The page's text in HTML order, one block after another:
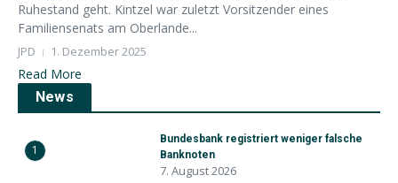
Ruhestand geht. Kintzel war zuletzt Vorsitzender eines
Familiensenats am Oberlande...
JPD 1. Dezember 2025
Read More
News
1
Bundesbank registriert weniger falsche
Banknoten
7. August 2026